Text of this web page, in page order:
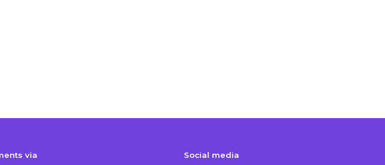
via Social media